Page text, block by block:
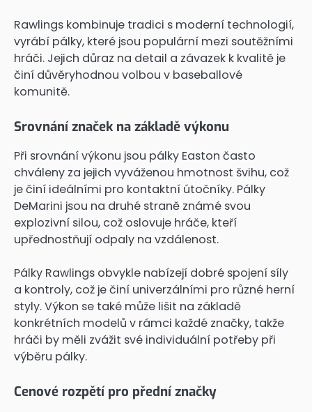
Rawlings kombinuje tradici s moderní technologií,
vyrábí pálky, které jsou populární mezi soutěžními
hráči. Jejich důraz na detail a závazek k kvalitě je
činí důvěryhodnou volbou v baseballové
komunitě.
Srovnání značek na základě výkonu
Při srovnání výkonu jsou pálky Easton často
chváleny za jejich vyváženou hmotnost švihu, což
je činí ideálními pro kontaktní útočníky. Pálky
DeMarini jsou na druhé straně známé svou
explozivní silou, což oslovuje hráče, kteří
upřednostňují odpaly na vzdálenost.
Pálky Rawlings obvykle nabízejí dobré spojení síly
a kontroly, což je činí univerzálními pro různé herní
styly. Výkon se také může lišit na základě
konkrétních modelů v rámci každé značky, takže
hráči by měli zvážit své individuální potřeby při
výběru pálky.
Cenové rozpětí pro přední značky